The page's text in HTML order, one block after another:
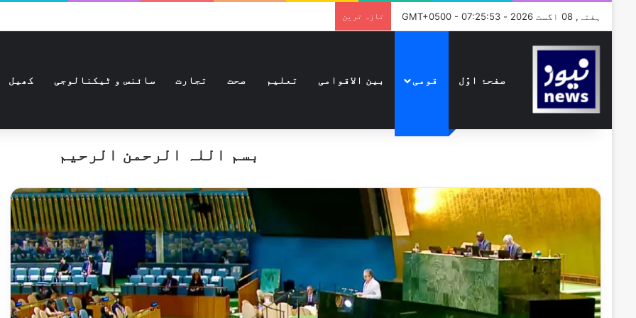
ہفتہ, 08 اگست 2026 - GMT+0500 - 07:25:53 تازہ ترین
صفحۂ اوّل قومی بین الاقوامی تعلیم صحت تجارت سائنس و ٹیکنالوجی کھیل
بسم اللہ الرحمن الرحیم